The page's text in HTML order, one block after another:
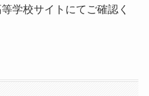
学校サイトにてご確認く